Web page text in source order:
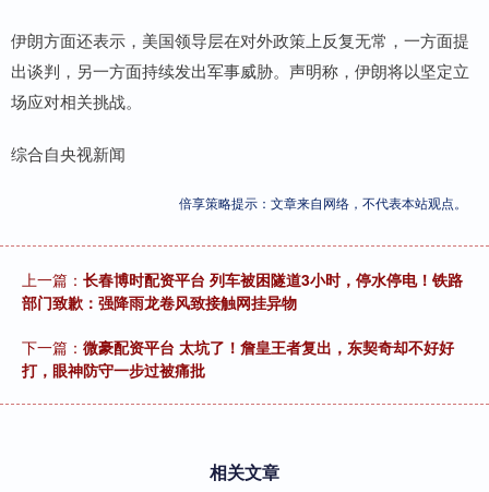
伊朗方面还表示，美国领导层在对外政策上反复无常，一方面提
出谈判，另一方面持续发出军事威胁。声明称，伊朗将以坚定立
场应对相关挑战。
综合自央视新闻
倍享策略提示：文章来自网络，不代表本站观点。
上一篇： 长春博时配资平台 列车被困隧道3小时，停水停电！铁路
部门致歉：强降雨龙卷风致接触网挂异物
下一篇： 微豪配资平台 太坑了！詹皇王者复出，东契奇却不好好
打，眼神防守一步过被痛批
相关文章